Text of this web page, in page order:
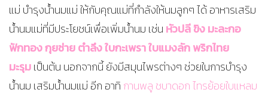
แม่ บำรุงน้ำนมแม่ ให้กับคุณแม่ที่กำลังให้นมลูกๆ ได้ อาหารเสริม
น้ำนมแม่ที่มีประโยชน์เพื่อเพิ่มน้ำนม เช่น หัวปลี ขิง มะละกอ
ฟักทอง กุยช่าย ตำลึง ใบกะเพรา ใบแมงลัก พริกไทย
มะรุมเป็นต้น นอกจากนี้ ยังมีสมุนไพรต่างๆ ช่วยในการบำรุง
น้ำนม เสริมน้ำนมแม่ อีก อาทิ กานพลู ชบาดอก ไทรย้อยใบแหลม